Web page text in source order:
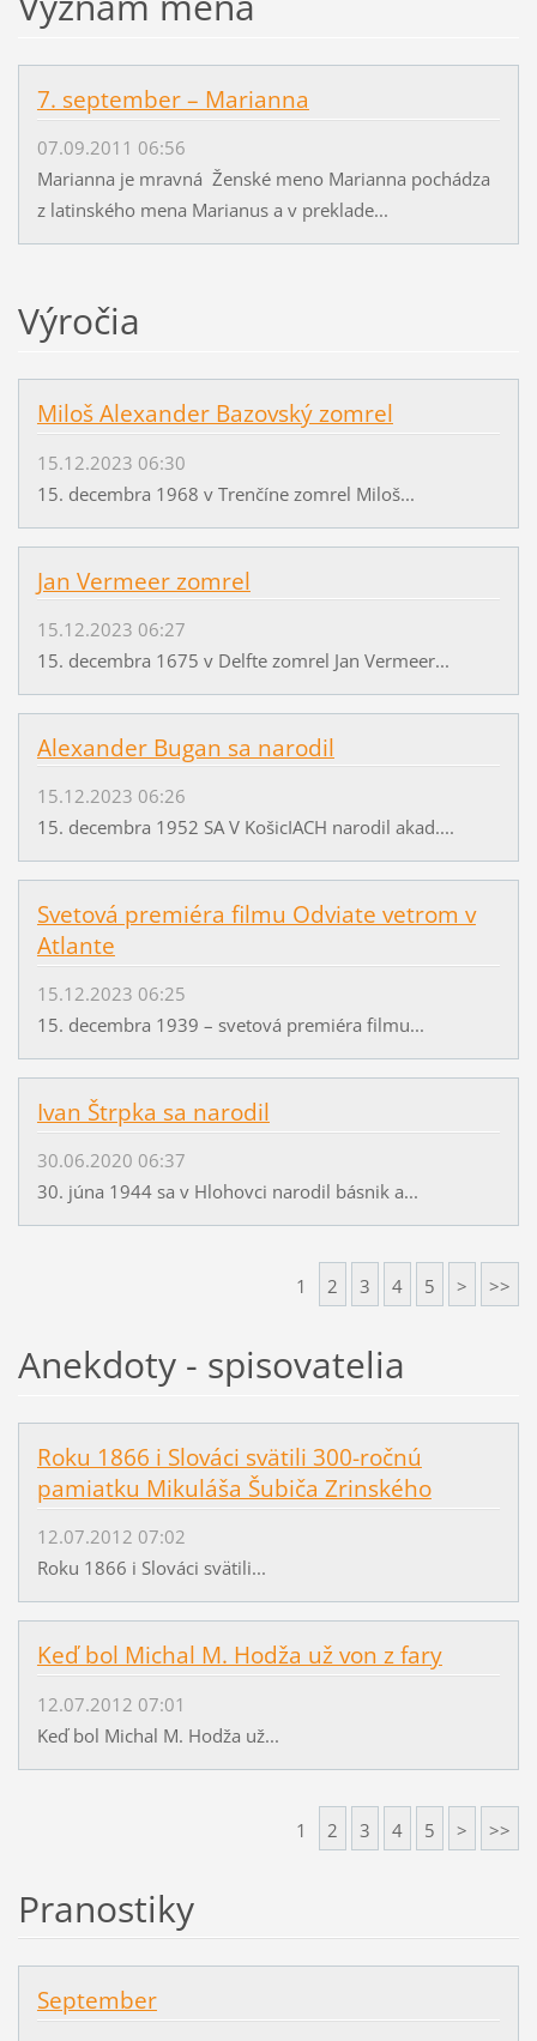
7. september – Marianna
07.09.2011 06:56
Marianna je mravná Ženské meno Marianna pochádza
z latinského mena Marianus a v preklade...
Výročia
Miloš Alexander Bazovský zomrel
15.12.2023 06:30
15. decembra 1968 v Trenčíne zomrel Miloš...
Jan Vermeer zomrel
15.12.2023 06:27
15. decembra 1675 v Delfte zomrel Jan Vermeer...
Alexander Bugan sa narodil
15.12.2023 06:26
15. decembra 1952 SA V KošicIACH narodil akad....
Svetová premiéra filmu Odviate vetrom v
Atlante
15.12.2023 06:25
15. decembra 1939 – svetová premiéra filmu...
Ivan Štrpka sa narodil
30.06.2020 06:37
30. júna 1944 sa v Hlohovci narodil básnik a...
1 2 3 4 5 > >>
Anekdoty - spisovatelia
Roku 1866 i Slováci svätili 300-ročnú
pamiatku Mikuláša Šubiča Zrinského
12.07.2012 07:02
Roku 1866 i Slováci svätili...
Keď bol Michal M. Hodža už von z fary
12.07.2012 07:01
Keď bol Michal M. Hodža už...
1 2 3 4 5 > >>
Pranostiky
September